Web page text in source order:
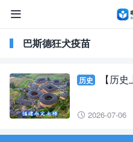

巴斯德狂犬疫苗
历史 【历
 2026-07-06